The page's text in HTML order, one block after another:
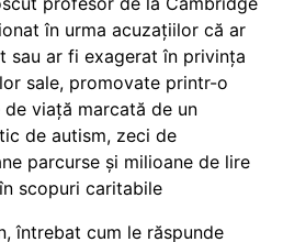
în urma acuzațiilor că ar
sau ar fi exagerat în privința
sale, promovate printr-o
de viață marcată de un
de autism, zeci de
parcurse și milioane de lire
scopuri caritabile
întrebat cum le răspunde